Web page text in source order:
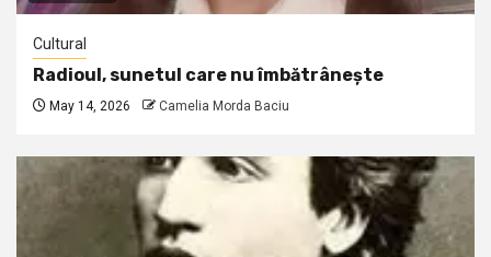
Cultural
Radioul, sunetul care nu îmbătrânește
May 14, 2026 Camelia Morda Baciu